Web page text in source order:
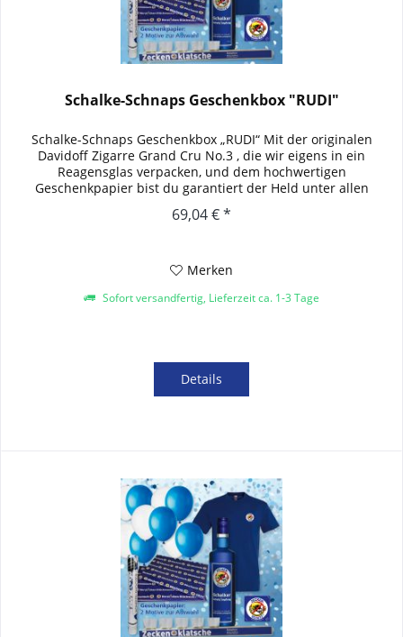
Schalke-Schnaps Geschenkbox "RUDI"
Schalke-Schnaps Geschenkbox „RUDI“ Mit der originalen
Davidoff Zigarre Grand Cru No.3 , die wir eigens in ein
Reagensglas verpacken, und dem hochwertigen
Geschenkpapier bist du garantiert der Held unter allen
Gästen. Aber du setzt noch...
69,04 € *
Merken
Sofort versandfertig, Lieferzeit ca. 1-3 Tage
Details